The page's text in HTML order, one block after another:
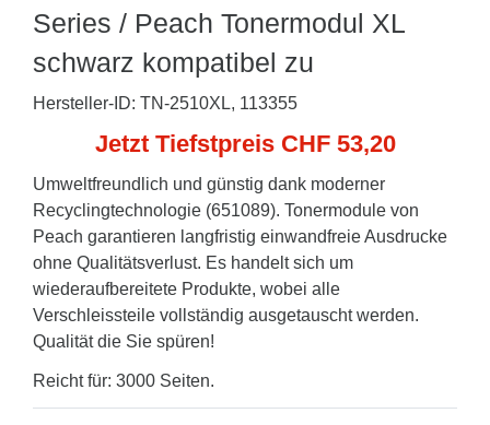
Series / Peach Tonermodul XL
schwarz kompatibel zu
Hersteller-ID: TN-2510XL, 113355
Jetzt Tiefstpreis CHF 53,20
Umweltfreundlich und günstig dank moderner
Recyclingtechnologie (651089). Tonermodule von
Peach garantieren langfristig einwandfreie Ausdrucke
ohne Qualitätsverlust. Es handelt sich um
wiederaufbereitete Produkte, wobei alle
Verschleissteile vollständig ausgetauscht werden.
Qualität die Sie spüren!
Reicht für: 3000 Seiten.